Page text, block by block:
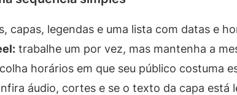
capas, legendas e uma lista com datas e
trabalhe um por vez, mas mantenha a
horários em que seu público costuma
áudio, cortes e se o texto da capa está